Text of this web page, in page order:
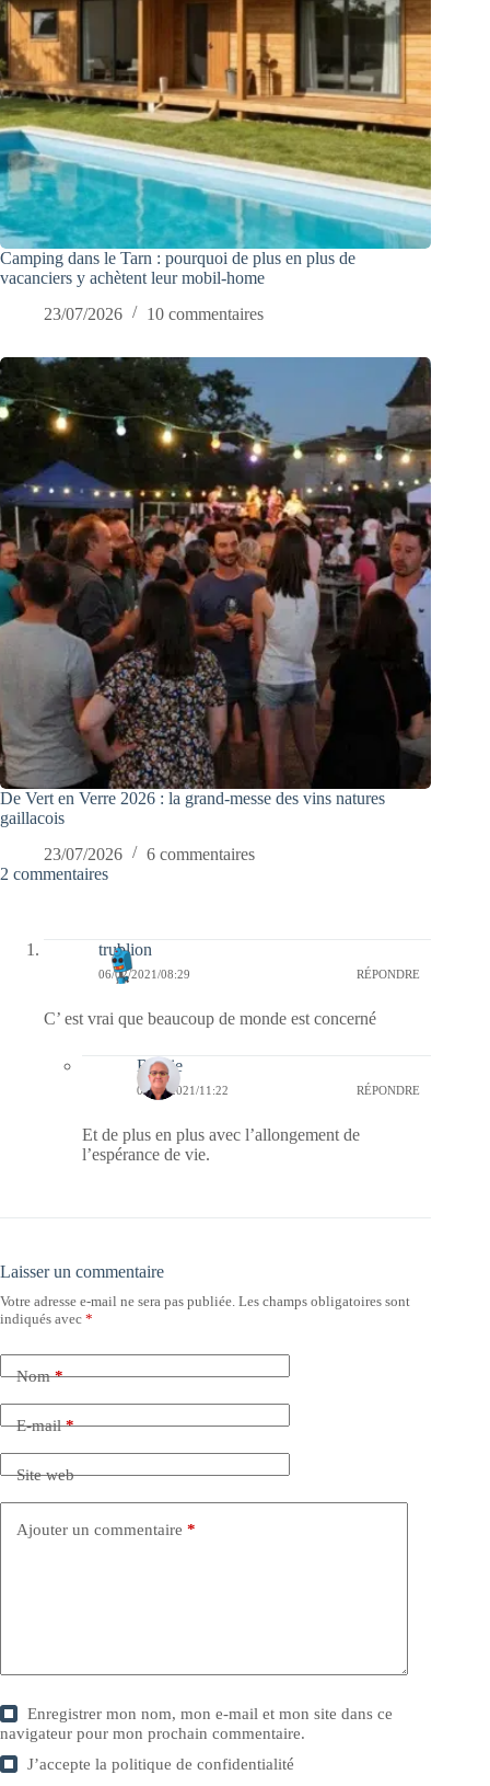
Camping dans le Tarn : pourquoi de plus en plus de
vacanciers y achètent leur mobil-home
23/07/2026
10 commentaires
De Vert en Verre 2026 : la grand-messe des vins natures
gaillacois
23/07/2026
6 commentaires
2 commentaires
trublion
06/02/2021/08:29 RÉPONDRE
C’ est vrai que beaucoup de monde est concerné
Bernie
06/02/2021/11:22 RÉPONDRE
Et de plus en plus avec l’allongement de
l’espérance de vie.
Laisser un commentaire
Votre adresse e-mail ne sera pas publiée. Les champs obligatoires sont
indiqués avec *
Nom*
E-mail*
Site web
Ajouter un commentaire *
Enregistrer mon nom, mon e-mail et mon site dans ce
navigateur pour mon prochain commentaire.
J’accepte lapolitique de confidentialité